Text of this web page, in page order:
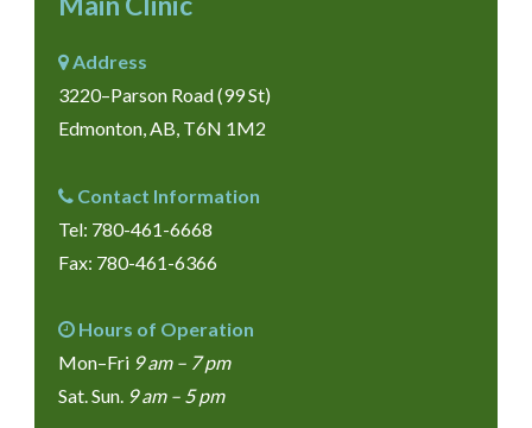
Address
3220–Parson Road (99 St)
Edmonton, AB, T6N 1M2
Contact Information
Tel: 780-461-6668
Fax: 780-461-6366
Hours of Operation
Mon–Fri 9 am – 7 pm
Sat. Sun. 9 am – 5 pm